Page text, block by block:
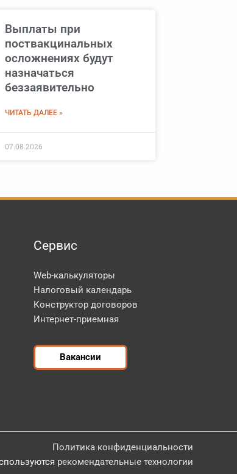
Выплаты при
поствакцинальных
осложнениях будут
назначаться
беззаявительно
ЧИТАТЬ ДАЛЕЕ »
07.08.2026
Сервис
Web-калькуляторы
Налоговый календарь
Конструктор договоров
Интернет-приемная
Вакансии
Политика конфиденциальности
рекомендательные технологии